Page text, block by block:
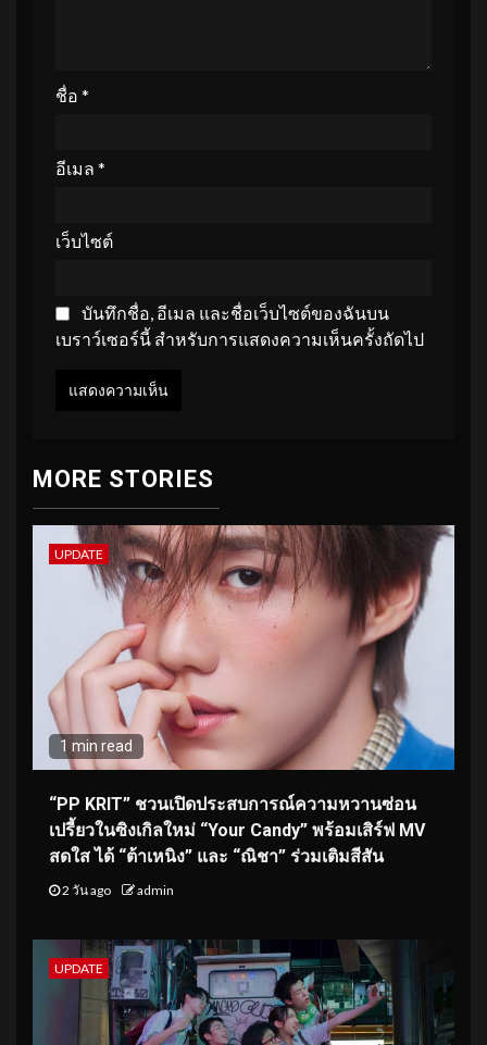
ชื่อ *
อีเมล *
เว็บไซต์
บันทึกชื่อ, อีเมล และชื่อเว็บไซต์ของฉันบน
เบราว์เซอร์นี้ สำหรับการแสดงความเห็นครั้งถัดไป
MORE STORIES
UPDATE
1 min read
“PP KRIT” ชวนเปิดประสบการณ์ความหวานซ่อน
เปรี้ยวในซิงเกิลใหม่ “Your Candy” พร้อมเสิร์ฟ MV
สดใส ได้ “ต้าเหนิง” และ “ณิชา” ร่วมเติมสีสัน
2 วัน ago admin
UPDATE